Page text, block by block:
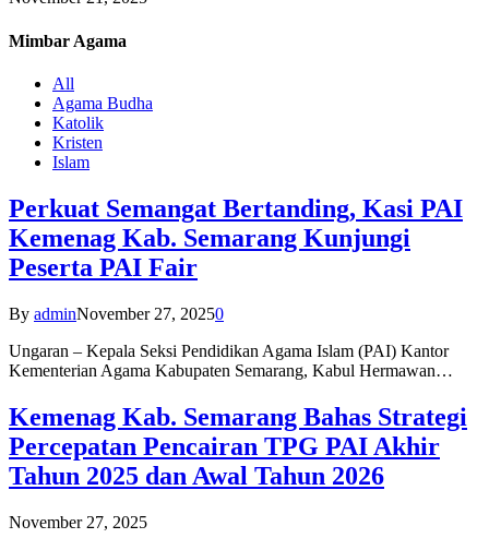
Mimbar Agama
All
Agama Budha
Katolik
Kristen
Islam
Perkuat Semangat Bertanding, Kasi PAI
Kemenag Kab. Semarang Kunjungi
Peserta PAI Fair
By adminNovember 27, 20250
Ungaran – Kepala Seksi Pendidikan Agama Islam (PAI) Kantor
Kementerian Agama Kabupaten Semarang, Kabul Hermawan…
Kemenag Kab. Semarang Bahas Strategi
Percepatan Pencairan TPG PAI Akhir
Tahun 2025 dan Awal Tahun 2026
November 27, 2025